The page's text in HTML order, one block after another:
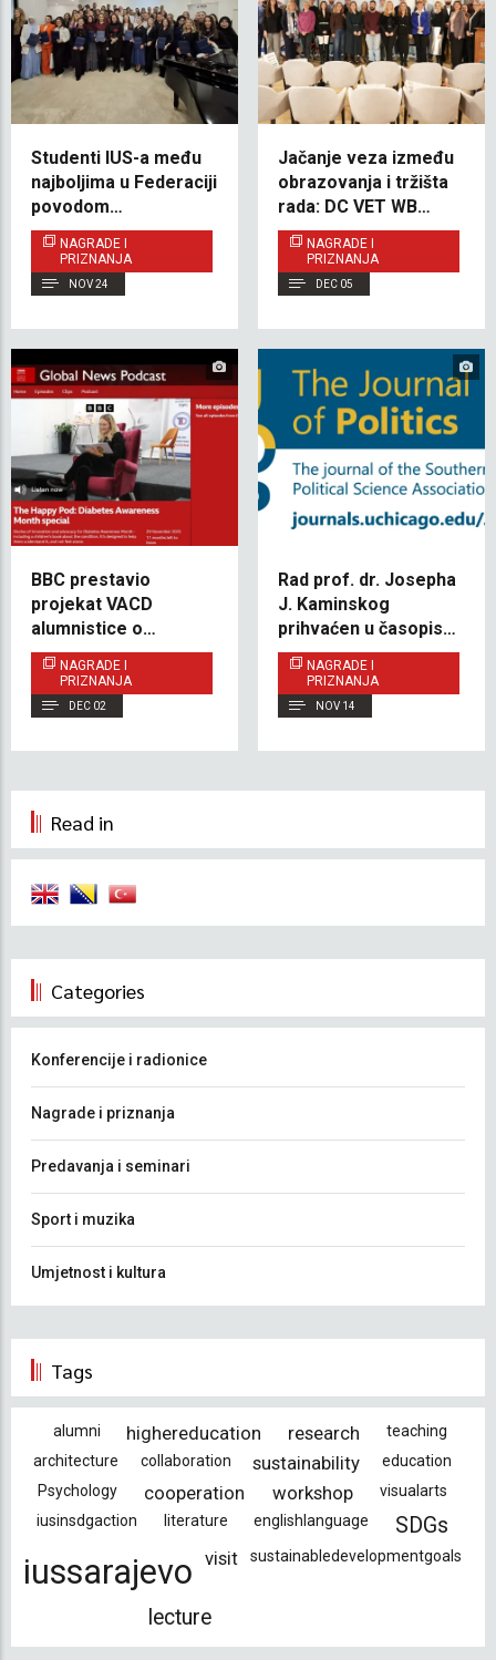
Studenti IUS-a među
najboljima u Federaciji
povodom
Međunarodnog dana
studenata
NAGRADE I
PRIZNANJA
NOV 24
Jačanje veza između
obrazovanja i tržišta
rada: DC VET WB
Multiplier događaj na
IUS-u
NAGRADE I
PRIZNANJA
DEC 05
BBC prestavio
projekat VACD
alumnistice o
podizanju svijesti o
dijabetesu
NAGRADE I
PRIZNANJA
DEC 02
Rad prof. dr. Josepha
J. Kaminskog
prihvaćen u časopisu
The Journal of
Politics
NAGRADE I
PRIZNANJA
NOV 14
Read in
Categories
Konferencije i radionice
Nagrade i priznanja
Predavanja i seminari
Sport i muzika
Umjetnost i kultura
Tags
alumni highereducation research
teaching
architecture
collaboration sustainability
education
Psychology
cooperation workshop
visualarts
iusinsdgaction
literature englishlanguage SDGs
iussarajevo visit sustainabledevelopmentgoals
lecture